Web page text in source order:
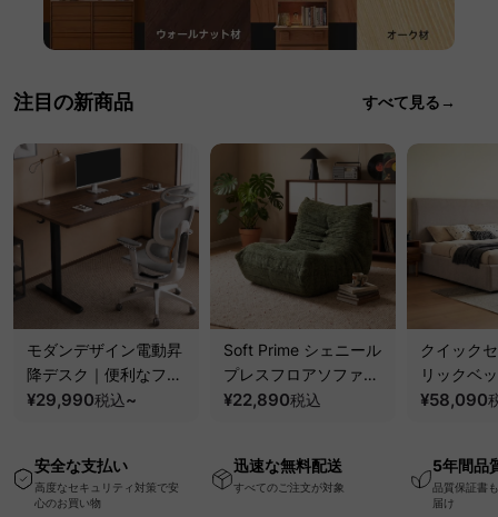
注目の新商品 すべて見る→
モダンデザイン電動昇
降デスク｜便利なフッ
ク・コンセント・
ー機能搭載ワークデス
ク
¥29,990税込~
Soft Prime シェニール
プレスフロアソファ｜
圧縮梱包で搬入しやす
ァ
¥22,890税込
クイック
リックベ
要で組み
¥58,090
安全な支払い
高度なセキュリティ対策で安
心のお買い物
迅速な無料配送
すべてのご注文が対象
5年間品
品質保証書
届け